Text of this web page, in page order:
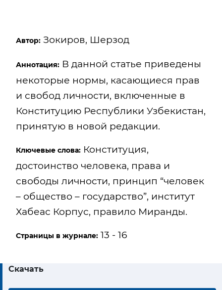
Автор: Зокиров, Шерзод
Аннотация: В данной статье приведены
некоторые нормы, касающиеся прав
и свобод личности, включенные в
Конституцию Республики Узбекистан,
принятую в новой редакции.
Ключевые слова: Конституция,
достоинство человека, права и
свободы личности, принцип “человек
– общество – государство”, институт
Хабеас Корпус, правило Миранды.
Страницы в журнале: 13 - 16
Скачать